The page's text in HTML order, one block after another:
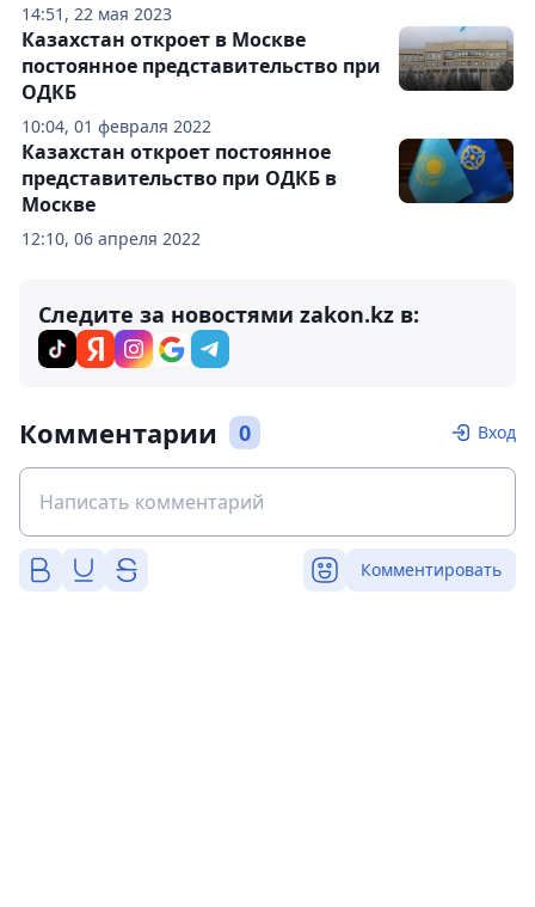
14:51, 22 мая 2023
10:04, 01 февраля 2022
Казахстан откроет в Москве
постоянное представительство при
ОДКБ
12:10, 06 апреля 2022
Казахстан откроет постоянное
представительство при ОДКБ в
Москве
Следите за новостями zakon.kz в:
Комментарии 0 Вход
Комментировать